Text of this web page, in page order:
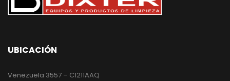
UBICACIÓN
Venezuela 3557 – C1211AAQ